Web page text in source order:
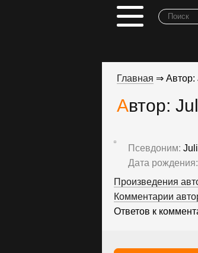
Главная ⇒ Автор:
Автор:
Псевдоним:
Дата рождения:
Произведения
Комментарии
Ответов к